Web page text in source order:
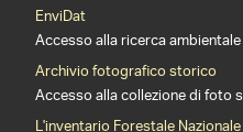
EnviDat
Accesso alla ricerca
Archivio fotografico storico
Accesso alla collezione di foto